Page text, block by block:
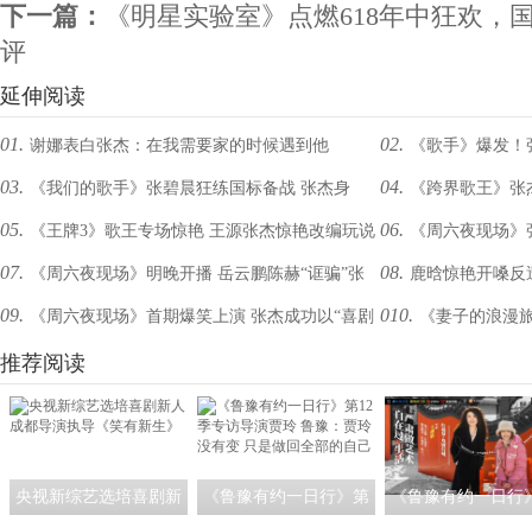
下一篇：
《明星实验室》点燃618年中狂欢，
评
延伸阅读
01. 谢娜表白张杰：在我需要家的时候遇到他 02. 《歌手》爆发
03. 《我们的歌手》张碧晨狂练国标备战 张杰身
负“逆战高压”
04. 《跨界歌王》
出少女心
05. 《王牌3》歌王专场惊艳 王源张杰惊艳改编玩说
唱 张靓颖平板支撑演唱
06. 《周六夜现场
学如何抢C位？
07. 《周六夜现场》明晚开播 岳云鹏陈赫“诓骗”张
杰挑战高阶新喜剧？
08. 鹿晗惊艳开嗓反
靓颖同台飙歌拯救“
09. 《周六夜现场》首期爆笑上演 张杰成功以“喜剧
人”出道
010. 《妻子的浪漫
推荐阅读
央视新综艺选培喜剧新
《鲁豫有约一日行》第
《鲁豫有约一日行